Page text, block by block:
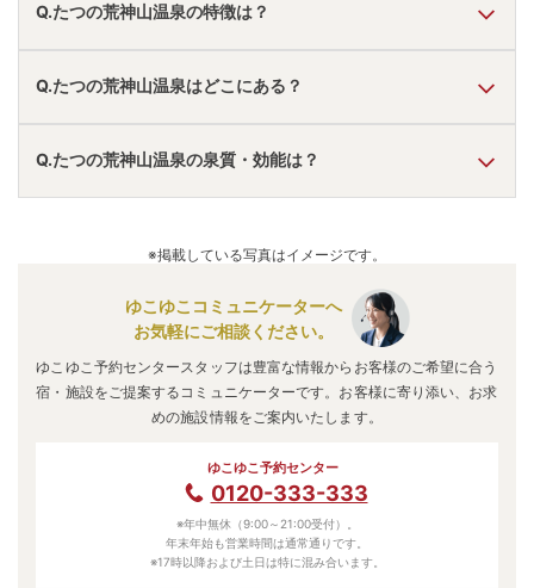
Q.たつの荒神山温泉の特徴は？
A. 温泉・お湯の特徴はとろとろ しており、温泉地の雰囲気は
「静か・落ち着いた」 と言われています。
Q.たつの荒神山温泉はどこにある？
A. たつの荒神山温泉 は、長野県上伊那郡辰野町
車でお越しの方は、伊北ICから車で約10分。
電車でお越しの方は、伊那新町駅から徒歩約12分。
Q.たつの荒神山温泉の泉質・効能は？
痛、疲労、打撲などと言われています。
※掲載している写真はイメージです。
ゆこゆこコミュニケーターへ
お気軽にご相談ください。
ゆこゆこ予約センタースタッフは豊富な情報からお客様のご希望に合う
宿・施設をご提案するコミュニケーターです。お客様に寄り添い、お求
めの施設情報をご案内いたします。
ゆこゆこ予約センター
0120-333-333
※年中無休（9:00～21:00受付）。
年末年始も営業時間は通常通りです。
※17時以降および土日は特に混み合います。